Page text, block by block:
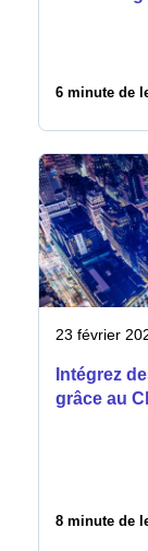
6 minute de
23 février
Intégrez
grâce au
8 minute de